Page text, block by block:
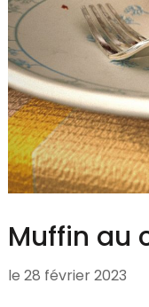
Muffin au
le 28 février 2023